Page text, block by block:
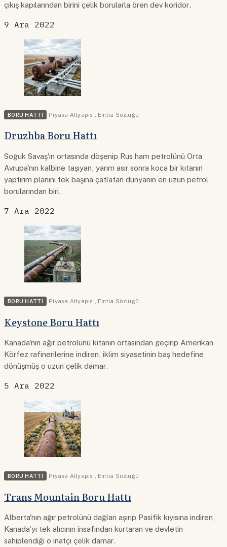
çıkış kapılarından birini çelik borularla ören dev koridor.
9 Ara 2022
BORU HATTI Piyasa Altyapısı Emtia Sözlüğü
Druzhba Boru Hattı
Soğuk Savaş'ın ortasında döşenip Rus ham petrolünü Orta
Avrupa'nın kalbine taşıyan, yarım asır sonra koca bir kıtanın
yaptırım planını tek başına çatlatan dünyanın en uzun petrol
borularından biri.
7 Ara 2022
BORU HATTI Piyasa Altyapısı Emtia Sözlüğü
Keystone Boru Hattı
Kanada'nın ağır petrolünü kıtanın ortasından geçirip Amerikan
Körfez rafinerilerine indiren, iklim siyasetinin baş hedefine
dönüşmüş o uzun çelik damar.
5 Ara 2022
BORU HATTI Piyasa Altyapısı Emtia Sözlüğü
Trans Mountain Boru Hattı
Alberta'nın ağır petrolünü dağları aşırıp Pasifik kıyısına indiren,
Kanada'yı tek alıcının insafından kurtaran ve devletin
sahiplendiği o inatçı çelik damar.